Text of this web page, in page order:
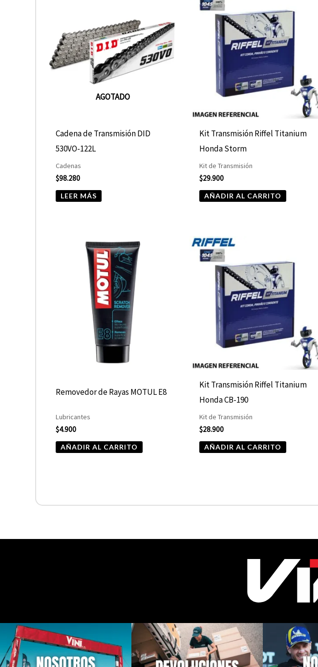
AGOTADO
Cadena de Transmisión DID
530VO-122L
Cadenas
$98.280
LEER MÁS
Kit Transmisión Riffel Titanium
Honda Storm
Kit de Transmisión
$29.900
AÑADIR AL CARRITO
Removedor de Rayas MOTUL E8
Lubricantes
$4.900
AÑADIR AL CARRITO
Kit Transmisión Riffel Titanium
Honda CB-190
Kit de Transmisión
$28.900
AÑADIR AL CARRITO